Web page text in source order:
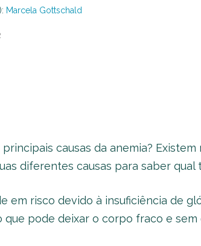
Marcela Gottschald
causas da anemia?
diferentes causas para saber qual
em risco devido à insuficiência de
que pode deixar o corpo fraco e sem